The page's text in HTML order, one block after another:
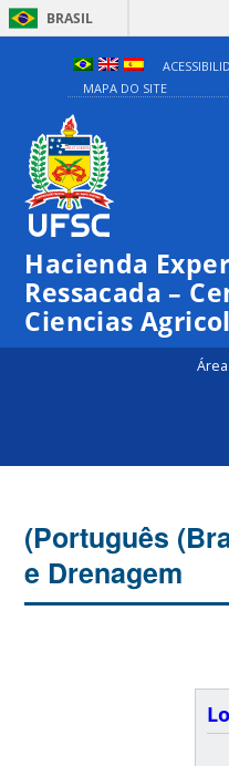
BRASIL
MAPA DO SITE
Hacienda
Ressacada –
Ciencias
(Português
e Drenagem